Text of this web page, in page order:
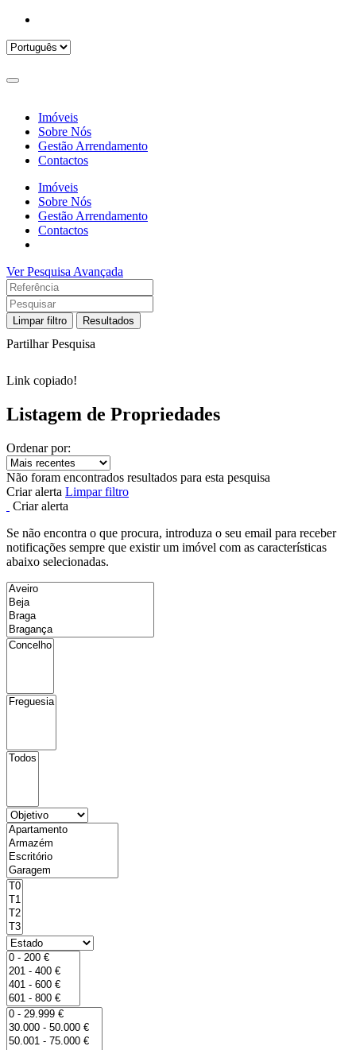
Imóveis
Sobre Nós
Gestão Arrendamento
Contactos
Imóveis
Sobre Nós
Gestão Arrendamento
Contactos
Ver Pesquisa Avançada
Limpar filtro Resultados
Partilhar Pesquisa
Link copiado!
Listagem de Propriedades
Ordenar por:
Não foram encontrados resultados para esta pesquisa
Criar alerta Limpar filtro
Criar alerta
Se não encontra o que procura, introduza o seu email para receber
notificações sempre que existir um imóvel com as características
abaixo selecionadas.